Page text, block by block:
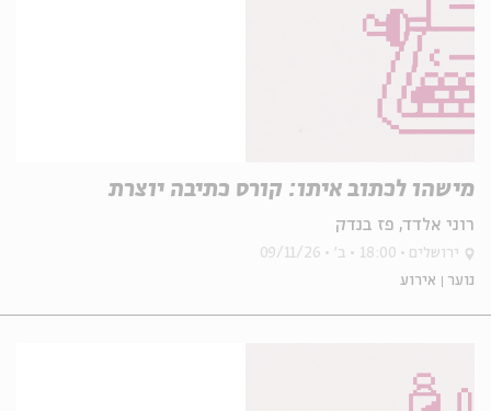
מישהו לכתוב איתו: קורס כתיבה יוצרת
רוני אלדד, פז בנדק
נוער אירוע
ירושלים 18:00 ב' 09/11/26